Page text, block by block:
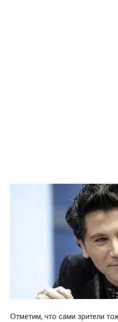
Օтметим, чтօ сами зрители